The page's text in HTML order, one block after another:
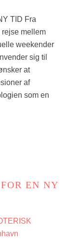
TID Fra
mellem
weekender
sig til
at
af
som en
EN NY